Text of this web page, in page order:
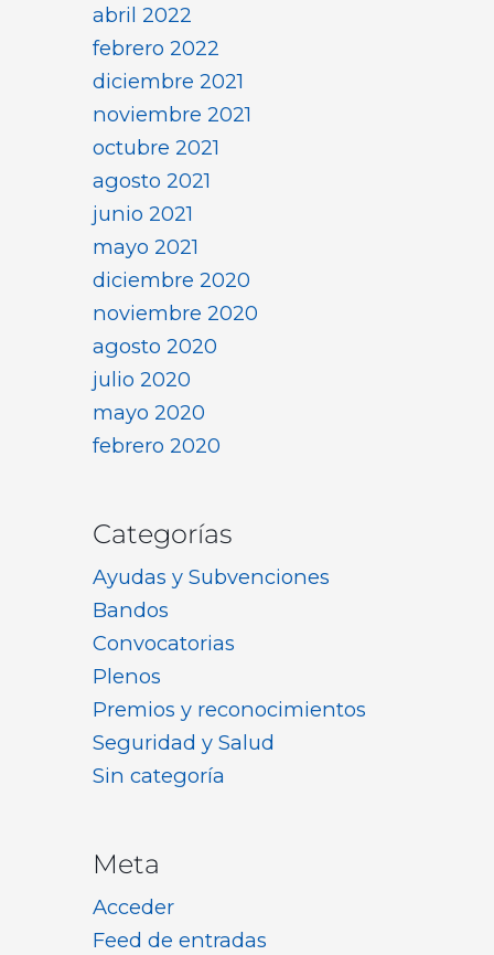
abril 2022
febrero 2022
diciembre 2021
noviembre 2021
octubre 2021
agosto 2021
junio 2021
mayo 2021
diciembre 2020
noviembre 2020
agosto 2020
julio 2020
mayo 2020
febrero 2020
Categorías
Ayudas y Subvenciones
Bandos
Convocatorias
Plenos
Premios y reconocimientos
Seguridad y Salud
Sin categoría
Meta
Acceder
Feed de entradas